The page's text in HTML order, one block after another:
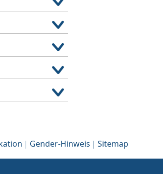
Gender-Hinweis Sitemap